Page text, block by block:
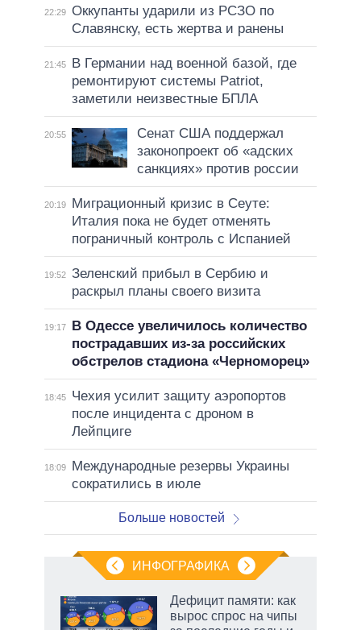
22:29 Оккупанты ударили из РСЗО по
Славянску, есть жертва и ранены
21:45
В Германии над военной базой, где
ремонтируют системы Patriot,
заметили неизвестные БПЛА
20:55
Сенат США поддержал
законопроект об «адских
санкциях» против россии
20:19
Миграционный кризис в Сеуте:
Италия пока не будет отменять
пограничный контроль с Испанией
19:52 Зеленский прибыл в Сербию и
раскрыл планы своего визита
19:17
В Одессе увеличилось количество
пострадавших из-за российских
обстрелов стадиона «Черноморец»
18:45
Чехия усилит защиту аэропортов
после инцидента с дроном в
Лейпциге
18:09
Международные резервы Украины
сократились в июле
Больше новостей
ИНФОГРАФИКА
Дефицит памяти: как
вырос спрос на чипы